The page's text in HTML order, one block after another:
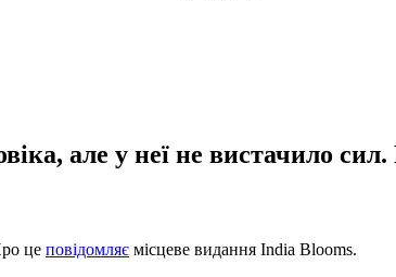
але у неї не вистачило
це повідомляє місцеве видання India Blooms.